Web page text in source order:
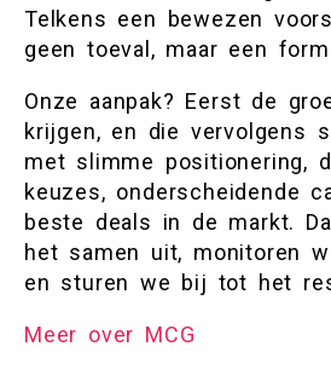
Telkens een bewezen
geen toeval, maar een
Onze aanpak? Eerst de
krijgen, en die vervolgens
met slimme positionering,
keuzes, onderscheidende
beste deals in de markt.
het samen uit, monitoren
en sturen we bij tot het
Meer over MCG